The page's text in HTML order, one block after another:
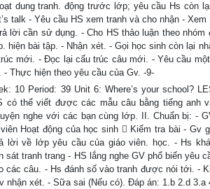
dung tranh. động trước lớp; yêu cầu Hs còn
talk - Yêu cầu HS xem tranh và cho nhận -
lời cần sử dụng. - Cho HS thảo luận theo
hiện bài tập. - Nhận xét. - Gọi học sinh còn lại
mới. - Đọc lại cấu trúc câu mới. - Yêu cầu
Thực hiện theo yêu cầu của Gv. -9-
10 Period: 39 Unit 6: Where’s your school?
có thể viết được các mẫu câu bằng tiếng anh
nghe với các bạn cùng lớp. II. Chuẩn bị: -
Hoạt động của học sinh  Kiểm tra bài -
lời về lớp yêu cầu của giáo viên. học. - Hs
sát tranh trang - HS lắng nghe GV phổ biến yêu
các câu. - Hs đánh số vào tranh được nói tới. -
nhận xét. - Sữa sai (Nếu có). Đáp án: 1.b 2.d 3.a